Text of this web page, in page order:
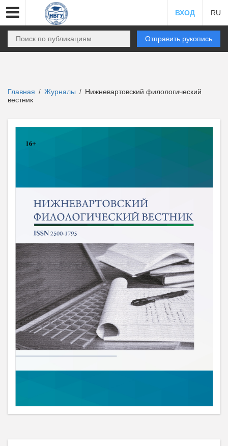
ВХОД RU
Отправить рукопись
Главная / Журналы / Нижневартовский филологический
вестник